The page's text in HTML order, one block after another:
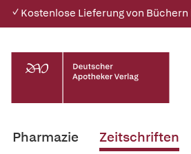
✓ Kostenlose Lieferung von
Pharmazie Zeitschriften